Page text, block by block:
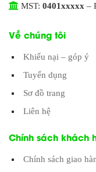
MST: 0401xxxxx –
Về chúng tôi
Khiếu nại – góp ý
Tuyển dụng
Sơ đồ trang
Liên hệ
Chính sách khách
Chính sách giao